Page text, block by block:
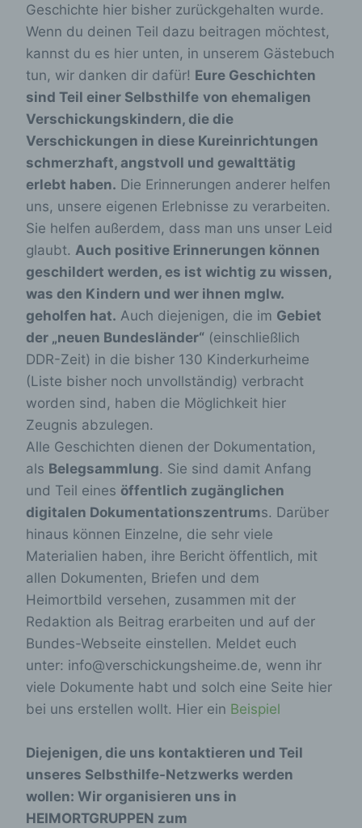
Geschichte hier bisher zurückgehalten wurde.
Wenn du deinen Teil dazu beitragen möchtest,
kannst du es hier unten, in unserem Gästebuch
tun, wir danken dir dafür! Eure Geschichten
sind Teil einer Selbsthilfe von ehemaligen
Verschickungskindern, die die
Verschickungen in diese Kureinrichtungen
schmerzhaft, angstvoll und gewalttätig
erlebt haben. Die Erinnerungen anderer helfen
uns, unsere eigenen Erlebnisse zu verarbeiten.
Sie helfen außerdem, dass man uns unser Leid
glaubt. Auch positive Erinnerungen können
geschildert werden, es ist wichtig zu wissen,
was den Kindern und wer ihnen mglw.
geholfen hat. Auch diejenigen, die im Gebiet
der „neuen Bundesländer“ (einschließlich
DDR-Zeit) in die bisher 130 Kinderkurheime
(Liste bisher noch unvollständig) verbracht
worden sind, haben die Möglichkeit hier
Zeugnis abzulegen.
Alle Geschichten dienen der Dokumentation,
als Belegsammlung. Sie sind damit Anfang
und Teil eines öffentlich zugänglichen
digitalen Dokumentationszentrums. Darüber
hinaus können Einzelne, die sehr viele
Materialien haben, ihre Bericht öffentlich, mit
allen Dokumenten, Briefen und dem
Heimortbild versehen, zusammen mit der
Redaktion als Beitrag erarbeiten und auf der
Bundes-Webseite einstellen. Meldet euch
unter: info@verschickungsheime.de, wenn ihr
viele Dokumente habt und solch eine Seite hier
bei uns erstellen wollt. Hier ein Beispiel
Diejenigen, die uns kontaktieren und Teil
unseres Selbsthilfe-Netzwerks werden
wollen: Wir organisieren uns in
HEIMORTGRUPPEN zum